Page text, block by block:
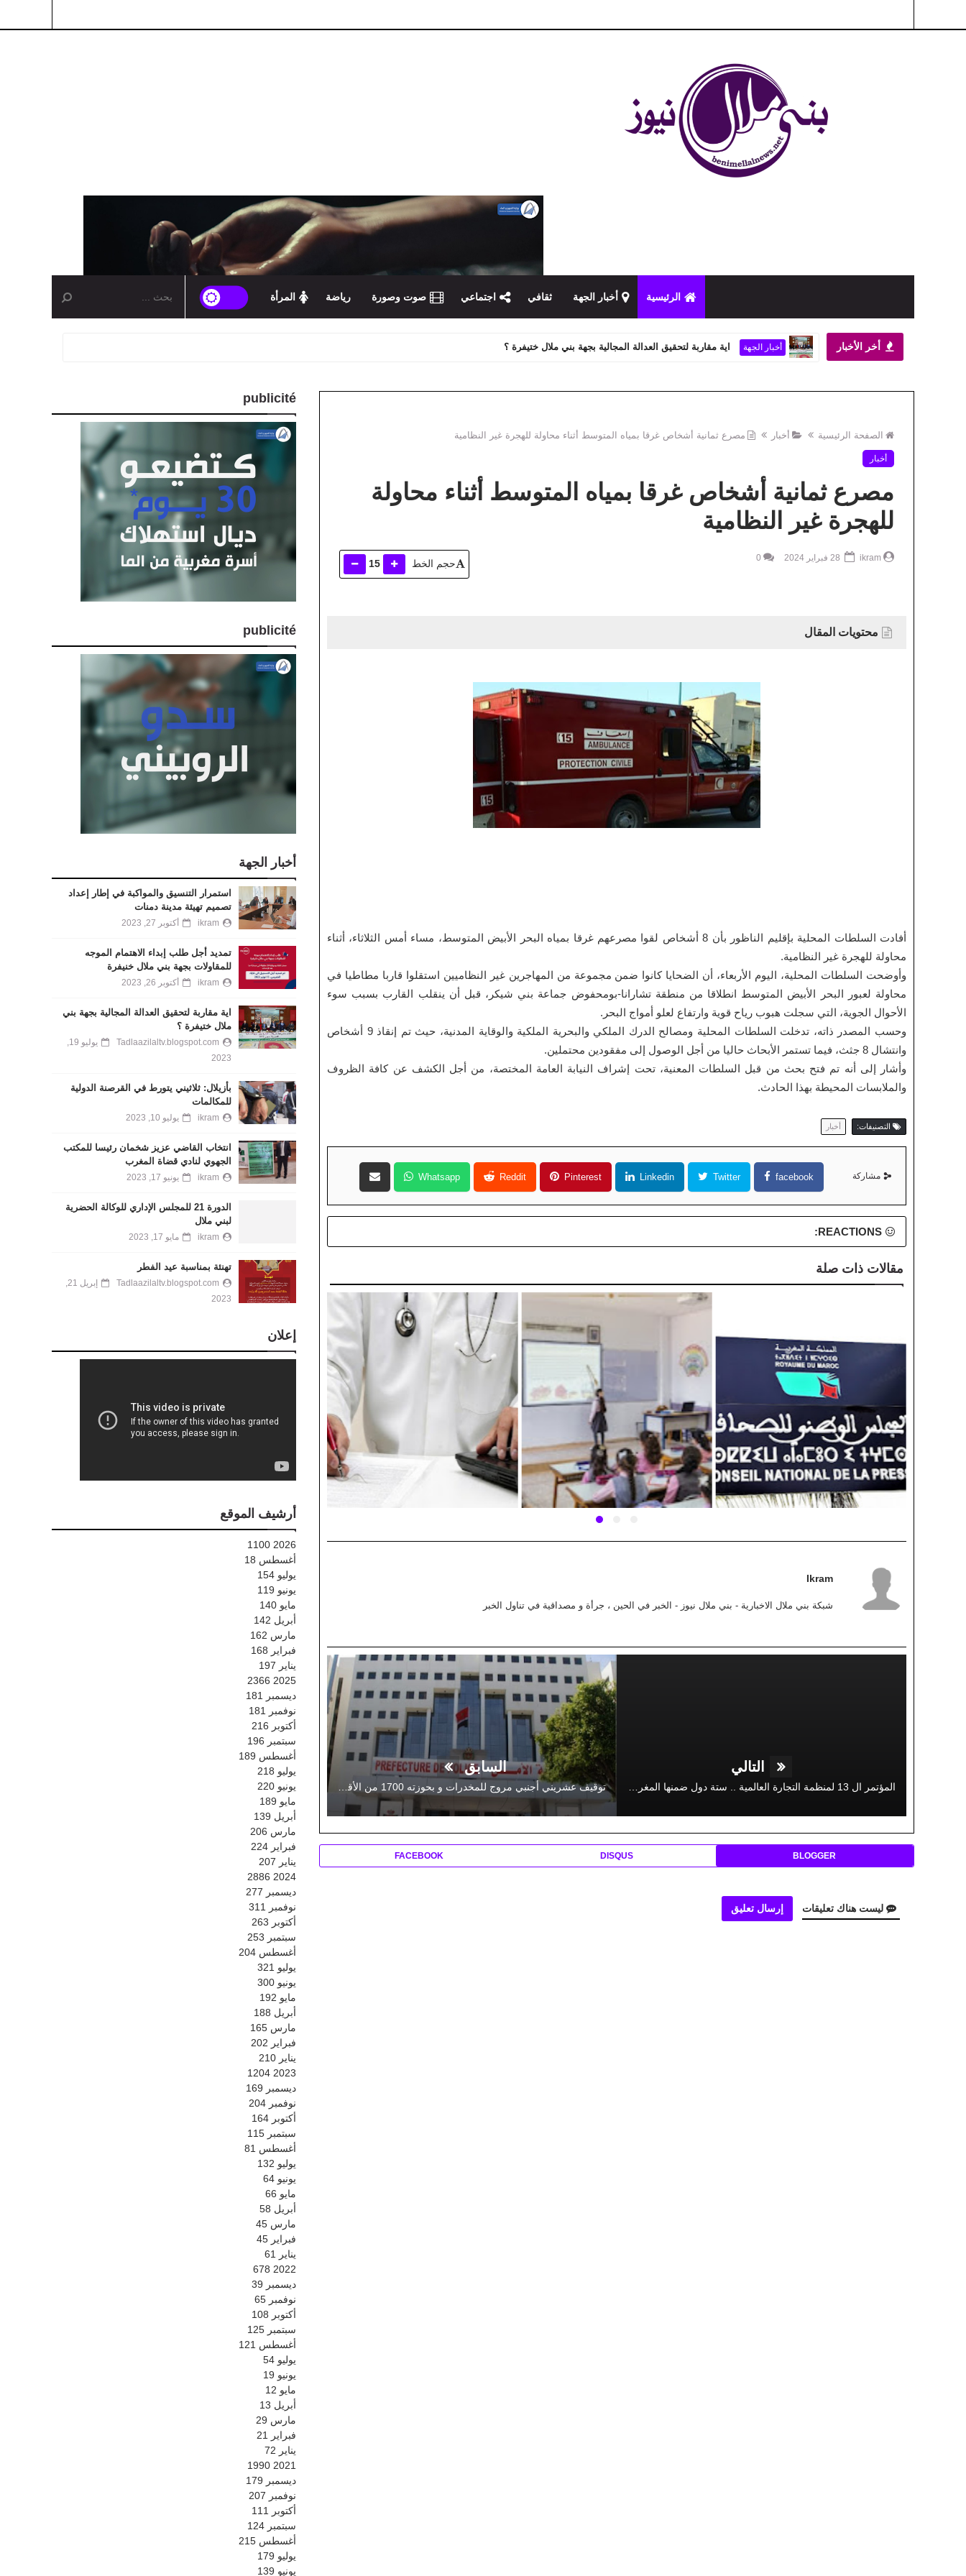
الرئيسية أخبار الجهة ثقافي اجتماعي صوت وصورة رياضة المرأة
أخر الأخبار أخبار الجهة اية مقاربة لتحقيق العدالة المجالية بجهة بني ملال ختيفرة ؟
الصفحة الرئيسية أخبار مصرع ثمانية أشخاص غرقا بمياه المتوسط أثناء محاولة للهجرة غير النظامية
أخبار
مصرع ثمانية أشخاص غرقا بمياه المتوسط أثناء محاولة
للهجرة غير النظامية
ikram
0 حجم الخط 15
محتويات المقال
أفادت السلطات المحلية بإقليم الناظور بأن 8 أشخاص لقوا مصرعهم غرقا بمياه البحر الأبيض المتوسط، مساء أمس الثلاثاء، أثناء
محاولة للهجرة غير النظامية.
وأوضحت السلطات المحلية، اليوم الأربعاء، أن الضحايا كانوا ضمن مجموعة من المهاجرين غير النظاميين استقلوا قاربا مطاطيا في
محاولة لعبور البحر الأبيض المتوسط انطلاقا من منطقة تشارانا-بومحفوض جماعة بني شيكر، قبل أن ينقلب القارب بسبب سوء
الأحوال الجوية، التي سجلت هبوب رياح قوية وارتفاع لعلو أمواج البحر.
وحسب المصدر ذاته، تدخلت السلطات المحلية ومصالح الدرك الملكي والبحرية الملكية والوقاية المدنية، حيث تم إنقاذ 9 أشخاص
وانتشال 8 جثث، فيما تستمر الأبحاث حاليا من أجل الوصول إلى مفقودين محتملين.
وأشار إلى أنه تم فتح بحث من قبل السلطات المعنية، تحت إشراف النيابة العامة المختصة، من أجل الكشف عن كافة الظروف
والملابسات المحيطة بهذا الحادث.
التصنيفات: أخبار
مشاركة facebook
Twitter
Linkedin
Pinterest
Reddit
Whatsapp
REACTIONS:
مقالات ذات صلة
Ikram
شبكة بني ملال الاخبارية - بني ملال نيوز - الخبر في الحين ، جرأة و مصداقية في تناول الخبر
التالي السابق
BLOGGER
DISQUS
FACEBOOK
ليست هناك تعليقات إرسال تعليق
publicité
publicité
أخبار الجهة
استمرار التنسيق والمواكبة في إطار إعداد
تصميم تهيئة مدينة دمنات
ikram أكتوبر 27, 2023
تمديد أجل طلب إبداء الاهتمام الموجه
للمقاولات بجهة بني ملال خنيفرة
ikram أكتوبر 26, 2023
اية مقاربة لتحقيق العدالة المجالية بجهة بني
ملال ختيفرة ؟
Tadlaazilaltv.blogspot.com
يوليو 19,
2023
بأزيلال: ثلاثيني يتورط في القرصنة الدولية
للمكالمات
ikram يوليو 10, 2023
انتخاب القاضي عزيز شخمان رئيسا للمكتب
الجهوي لنادي قضاة المغرب
ikram يونيو 17, 2023
الدورة 21 للمجلس الإداري للوكالة الحضرية
لبني ملال
ikram مايو 17, 2023
تهنئة بمناسبة عيد الفطر
Tadlaazilaltv.blogspot.com
إبريل 21,
2023
إعلان
أرشيف الموقع
2026
1100
أغسطس 18
يوليو 154
يونيو 119
مايو 140
أبريل 142
مارس 162
فبراير 168
يناير 197
2025
2366
ديسمبر
181
نوفمبر
181
أكتوبر 216
سبتمبر 196
أغسطس 189
يوليو 218
يونيو 220
مايو 189
أبريل 139
مارس 206
فبراير 224
يناير 207
2024
2886
ديسمبر 277
نوفمبر
311
أكتوبر 263
سبتمبر 253
أغسطس 204
يوليو 321
يونيو 300
مايو 192
أبريل 188
مارس 165
فبراير 202
يناير 210
2023
1204
ديسمبر 169
نوفمبر 204
أكتوبر 164
سبتمبر 115
أغسطس 81
يوليو 132
يونيو 64
مايو 66
أبريل 58
مارس 45
فبراير 45
يناير
61
2022
678
ديسمبر 39
نوفمبر 65
أكتوبر 108
سبتمبر 125
أغسطس 121
يوليو 54
يونيو 19
مايو 12
أبريل 13
مارس 29
فبراير
21
يناير 72
2021
1990
ديسمبر 179
نوفمبر 207
أكتوبر
111
سبتمبر 124
أغسطس 215
يوليو 179
يونيو 139